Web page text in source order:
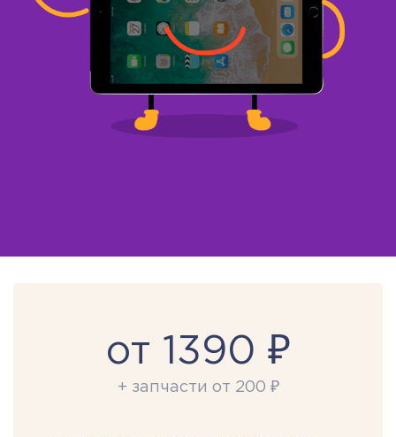
от 1390 ₽
+ запчасти от 200 ₽